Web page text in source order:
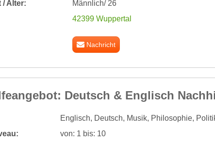
/ Alter:
Männlich/ 26
42399 Wuppertal
Nachricht
Deutsch & Englisch
Englisch, Deutsch, Musik, Philosophie,
von: 1 bis: 10